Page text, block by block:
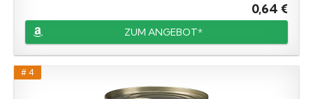
0,64 €
ZUM ANGEBOT*
# 4